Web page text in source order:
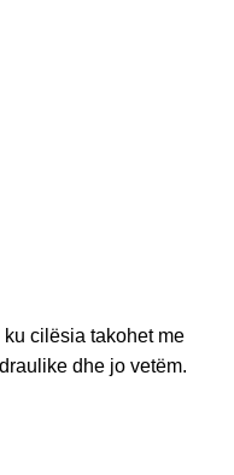
cilësia takohet me
dhe jo vetëm.